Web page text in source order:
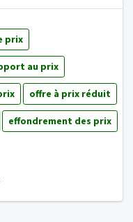
prix
au prix
offre à prix réduit
effondrement des prix